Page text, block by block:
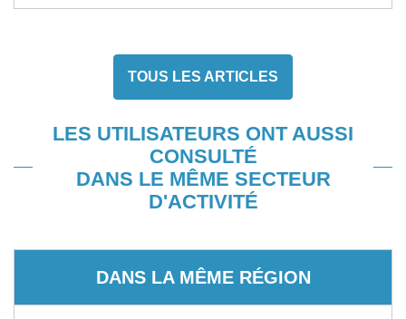
TOUS LES ARTICLES
LES UTILISATEURS ONT AUSSI
CONSULTÉ
DANS LE MÊME SECTEUR
D'ACTIVITÉ
DANS LA MÊME RÉGION